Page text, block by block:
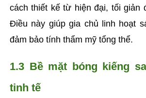
cách thiết kế từ hiện đại, tối giản
Điều này giúp gia chủ linh hoạt
đảm bảo tính thẩm mỹ tổng thể.
1.3 Bề mặt bóng kiếng
tinh tế